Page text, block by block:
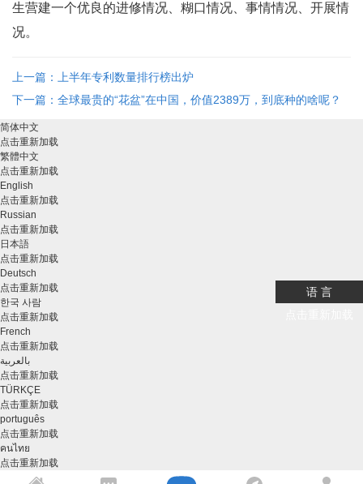
生营建一个优良的进修情况、糊口情况、事情情况、开展情
况。
上一篇：上半年专利数量排行榜出炉
下一篇：全球最贵的“花盆”在中国，价值2389万，到底种的啥呢？
...
语 言
简体中文
点击重新加载
繁體中文
点击重新加载
English
点击重新加载
Russian
点击重新加载
日本語
点击重新加载
Deutsch
点击重新加载
한국 사람
点击重新加载
French
点击重新加载
بالعربية
点击重新加载
TÜRKÇE
点击重新加载
português
点击重新加载
คนไทย
点击重新加载